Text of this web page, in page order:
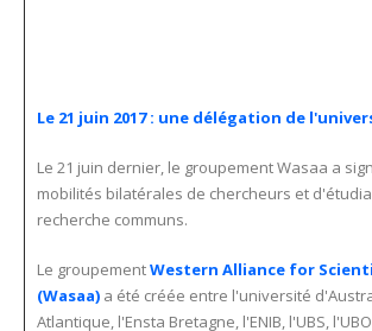
Le 21 juin 2017 : une délégation de
Le 21 juin dernier, le groupement Wasaa a
mobilités bilatérales de chercheurs et
recherche communs.
Le groupementWestern Alliance for
(Wasaa) a été créée entre l'université
Atlantique, l'Ensta Bretagne, l'ENIB, l'UBS,